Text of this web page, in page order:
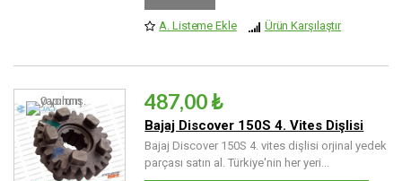
A. Listeme Ekle Ürün Karşılaştır
487,00 ₺
Bajaj Discover 150S 4. Vites Dişlisi
Bajaj Discover 150S 4. vites dişlisi orjinal yedek
parçası satın al. Türkiye'nin her yeri...